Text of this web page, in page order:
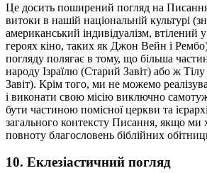
Це досить поширений погляд на
витоки в нашій національній культурі
американський індивідуалізм, втілений
героях кіно, таких як Джон Вейн і
погляду полягає в тому, що більша
народу Ізраїлю (Старий Завіт) або ж
Завіт). Крім того, ми не можемо
і виконати свою місію виключно
бути частиною помісної церкви та
загального контексту Писання, якщо
повноту благословень біблійних
10. Еклезіастичний погляд